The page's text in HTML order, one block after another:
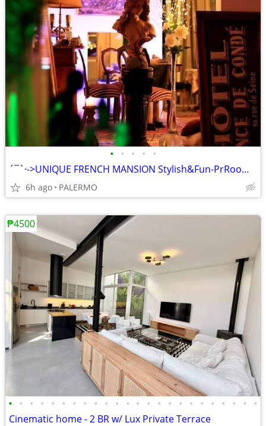
• • • • •
´¯`·->UNIQUE FRENCH MANSION Stylish&Fun-PrRooms-SwPool-CHECKPICS<
6h ago PALERMO
• • • • • • • • • • • • • • • • • • • • • • • •
Cinematic home - 2 BR w/ Lux Private Terrace
₱4500